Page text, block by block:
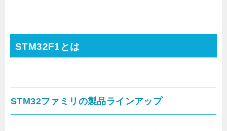
STM32F1とは
STM32ファミリの製品ラインアップ